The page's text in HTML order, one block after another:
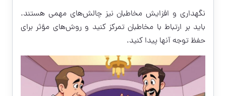
نگهداری و افزایش مخاطبان نیز چالش‌های مهمی هستند.
باید بر ارتباط با مخاطبان تمرکز کنید و روش‌های مؤثر برای
حفظ توجه آنها پیدا کنید.